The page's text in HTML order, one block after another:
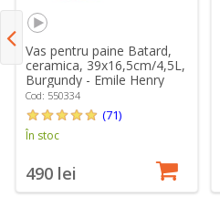
Vas pentru paine Batard,
ceramica, 39x16,5cm/4,5L,
Burgundy - Emile Henry
Cod: 550334
(71)
În stoc
490 lei